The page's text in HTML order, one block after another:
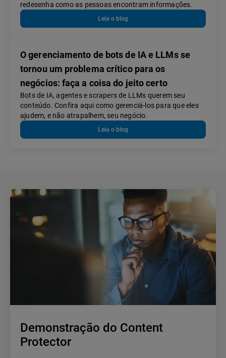
redesenha como as pessoas encontram informações.
Leia o blog
O gerenciamento de bots de IA e LLMs se
tornou um problema crítico para os
negócios: faça a coisa do jeito certo
Bots de IA, agentes e scrapers de LLMs querem seu
conteúdo. Confira aqui como gerenciá-los para que eles
ajudem, e não atrapalhem, seu negócio.
Leia o blog
Demonstração do Content
Protector